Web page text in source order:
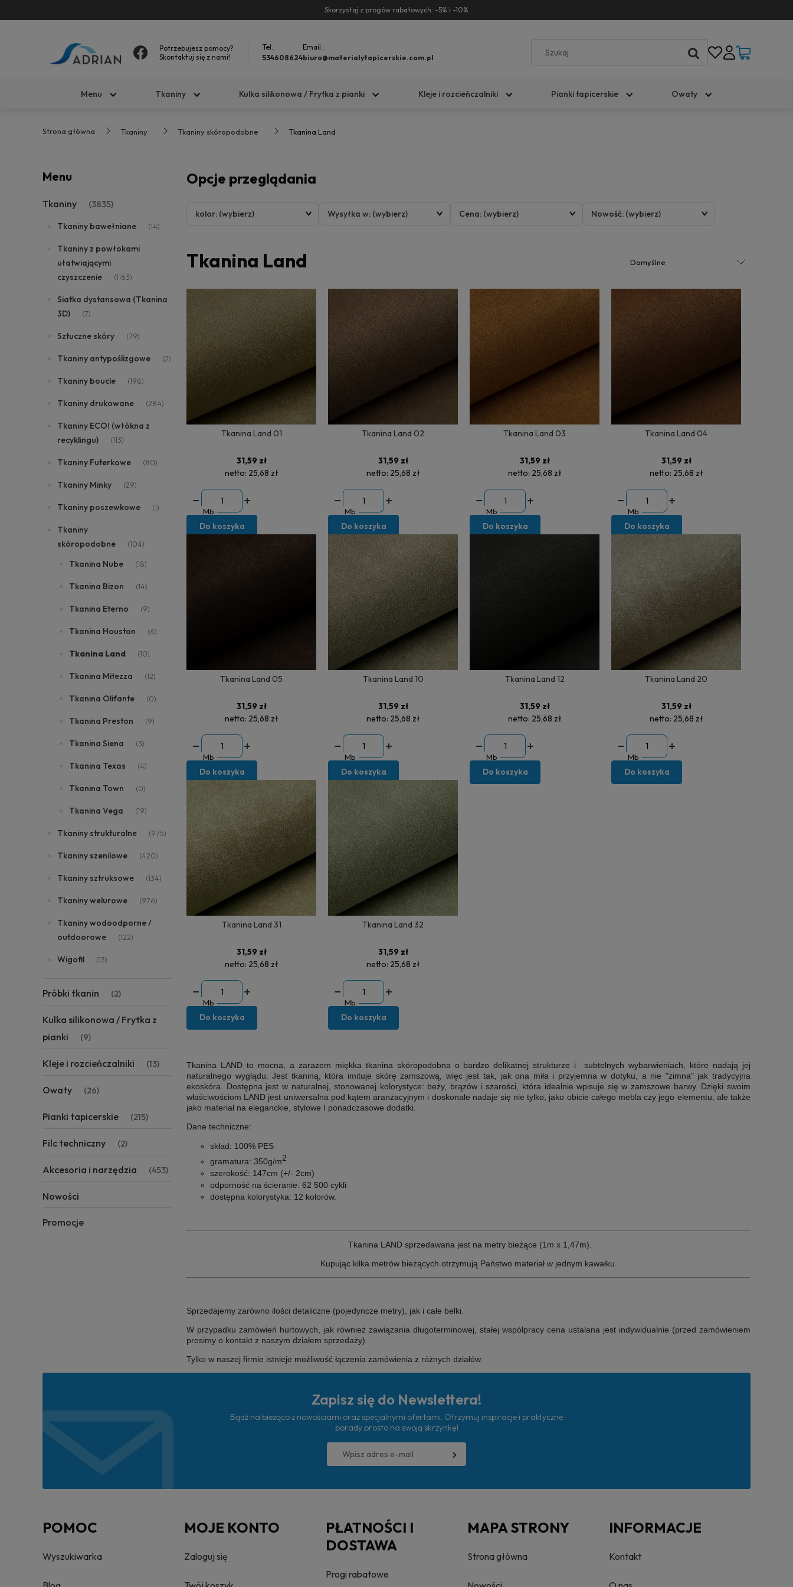
Skorzystaj z progów rabatowych: -5% i -10%
Potrzebujesz pomocy?
Skontaktuj się z nami!
Tel.:
534608624
Email.:
biuro@materialytapicerskie.com.pl
Menu Tkaniny Kulka silikonowa / Frytka z pianki Kleje i rozcieńczalniki Pianki tapicerskie Owaty
Strona główna Tkaniny Tkaniny skóropodobne Tkanina Land
Menu
Tkaniny (3835)
Tkaniny bawełniane (14)
Tkaniny z powłokami
ułatwiającymi
czyszczenie
(1163)
Siatka dystansowa (Tkanina
3D)
(7)
Sztuczne skóry (79)
Tkaniny antypoślizgowe (2)
Tkaniny boucle (198)
Tkaniny drukowane (284)
Tkaniny ECO! (włókna z
recyklingu)
(113)
Tkaniny Futerkowe (80)
Tkaniny Minky (29)
Tkaniny poszewkowe (1)
Tkaniny
skóropodobne
(104)
Tkanina Nube (18)
Tkanina Bizon (14)
Tkanina Eterno (9)
Tkanina Houston (6)
Tkanina Land (10)
Tkanina Mitezza (12)
Tkanina Olifante (0)
Tkanina Preston (9)
Tkanina Siena (3)
Tkanina Texas (4)
Tkanina Town (0)
Tkanina Vega (19)
Tkaniny strukturalne (975)
Tkaniny szenilowe (420)
Tkaniny sztruksowe (134)
Tkaniny welurowe (976)
Tkaniny wodoodporne /
outdoorowe
(122)
Wigofil (13)
Próbki tkanin (2)
Kulka silikonowa / Frytka z
pianki
(9)
Kleje i rozcieńczalniki (13)
Owaty (26)
Pianki tapicerskie (215)
Filc techniczny (2)
Akcesoria i narzędzia (453)
Nowości
Promocje
Opcje przeglądania
kolor: (wybierz) Wysyłka w: (wybierz) Cena: (wybierz) Nowość: (wybierz)
Tkanina Land
Tkanina Land 01
31,59 zł
netto: 25,68 zł
Mb
Do koszyka
Tkanina Land 02
31,59 zł
netto: 25,68 zł
Mb
Do koszyka
Tkanina Land 03
31,59 zł
netto: 25,68 zł
Mb
Do koszyka
Tkanina Land 04
31,59 zł
netto: 25,68 zł
Mb
Do koszyka
Tkanina Land 05
31,59 zł
netto: 25,68 zł
Mb
Do koszyka
Tkanina Land 10
31,59 zł
netto: 25,68 zł
Mb
Do koszyka
Tkanina Land 12
31,59 zł
netto: 25,68 zł
Mb
Do koszyka
Tkanina Land 20
31,59 zł
netto: 25,68 zł
Mb
Do koszyka
Tkanina Land 31
31,59 zł
netto: 25,68 zł
Mb
Do koszyka
Tkanina Land 32
31,59 zł
netto: 25,68 zł
Mb
Do koszyka
Tkanina LAND to mocna, a zarazem miękka tkanina skóropodobna o bardzo delikatnej strukturze i subtelnych wybarwieniach, które nadają jej
naturalnego wyglądu. Jest tkaniną , która imituje skórę zamszową, więc jest tak, jak ona miła i przyjemna w dotyku, a nie "zimna" jak tradycyjna
ekoskóra. Dostępna jest w naturalnej, stonowanej kolorystyce: beży, brązów i szarości, która idealnie wpisuje się w zamszowe barwy. Dzięki swoim
właściwościom LAND jest uniwersalna pod kątem aranżacyjnym i doskonale nadaje się nie tylko, jako obicie całego mebla czy jego elementu, ale także
jako materiał na eleganckie, stylowe I ponadczasowe dodatki.
Dane techniczne:
skład: 100% PES
gramatura: 350g/m2
szerokość: 147cm (+/- 2cm)
odporność na ścieranie: 62 500 cykli
dostępna kolorystyka: 12 kolorów.
Tkanina LAND sprzedawana jest na metry bieżące (1m x 1,47m).
Kupując kilka metrów bieżących otrzymują Państwo materiał w jednym kawałku.
Sprzedajemy zarówno ilości detaliczne (pojedyncze metry), jak i całe belki.
W przypadku zamówień hurtowych, jak również zawiązania długoterminowej, stałej współpracy cena ustalana jest indywidualnie (przed zamówieniem
prosimy o kontakt z naszym działem sprzedaży).
Tylko w naszej firmie istnieje możliwość łączenia zamówienia z różnych działów.
Zapisz się do Newslettera!
Bądź na bieżąco z nowościami oraz specjalnymi ofertami. Otrzymuj inspiracje i praktyczne
porady prosto na swoją skrzynkę!
POMOC
Wyszukiwarka
MOJE KONTO
Zaloguj się
PŁATNOŚCI I
DOSTAWA
Progi rabatowe
MAPA STRONY
Strona główna
INFORMACJE
Kontakt